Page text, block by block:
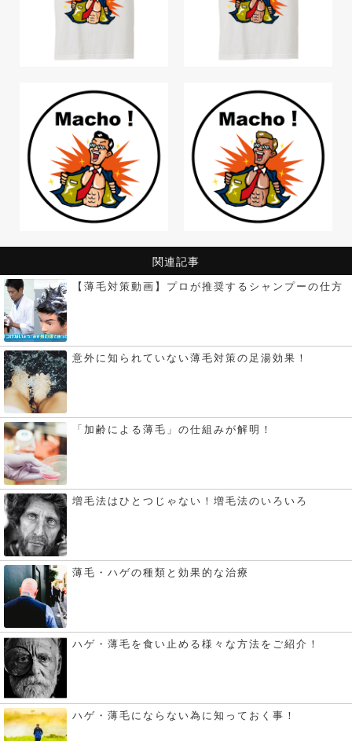
関連記事
【薄毛対策動画】プロが推奨するシャンプーの仕方
意外に知られていない薄毛対策の足湯効果！
「加齢による薄毛」の仕組みが解明！
増毛法はひとつじゃない！増毛法のいろいろ
薄毛・ハゲの種類と効果的な治療
ハゲ・薄毛を食い止める様々な方法をご紹介！
ハゲ・薄毛にならない為に知っておく事！